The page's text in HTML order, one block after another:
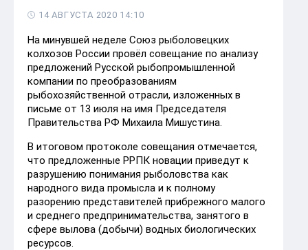
14 АВГУСТА 2020 14:10
На минувшей неделе Союз рыболовецких
колхозов России провёл совещание по анализу
предложений Русской рыбопромышленной
компании по преобразованиям
рыбохозяйственной отрасли, изложенных в
письме от 13 июля на имя Председателя
Правительства РФ Михаила Мишустина.
В итоговом протоколе совещания отмечается,
что предложенные РРПК новации приведут к
разрушению понимания рыболовства как
народного вида промысла и к полному
разорению представителей прибрежного малого
и среднего предпринимательства, занятого в
сфере вылова (добычи) водных биологических
ресурсов.